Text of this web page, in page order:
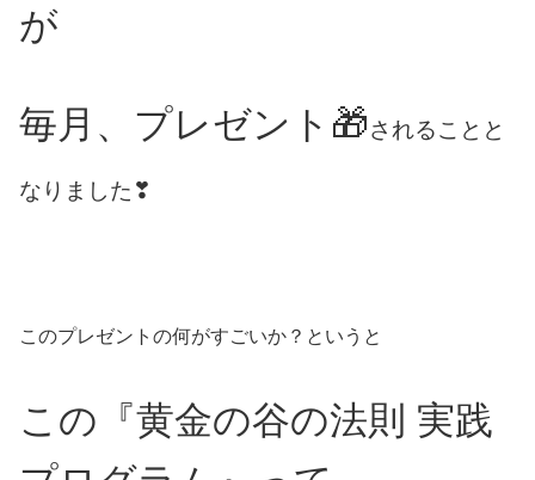
が
毎月、プレゼント🎁されることと
なりました❣
このプレゼントの何がすごいか？というと
この『黄金の谷の法則 実践